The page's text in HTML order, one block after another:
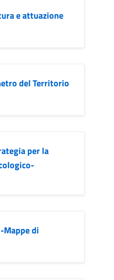
e attuazione
del Territorio
per la
Mappe di